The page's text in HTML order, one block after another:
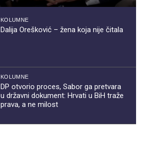
KOLUMNE
Dalija Orešković – žena koja nije čitala
KOLUMNE
DP otvorio proces, Sabor ga pretvara
u državni dokument: Hrvati u BiH traže
prava, a ne milost